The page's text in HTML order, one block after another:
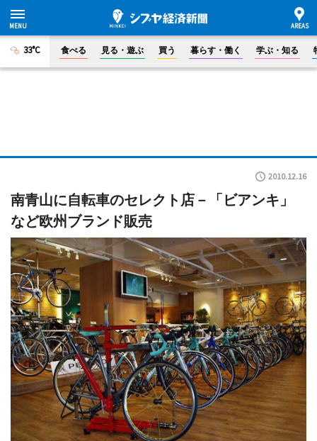
33°C 食べる 見る・遊ぶ 買う 暮らす・働く 学ぶ・知る
2010.12.16
南青山に自転車のセレクト店－「ビアンキ」
など欧州ブランド販売